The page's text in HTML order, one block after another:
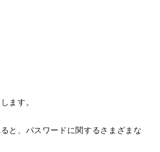
ます。
と、パスワードに関するさまざまな